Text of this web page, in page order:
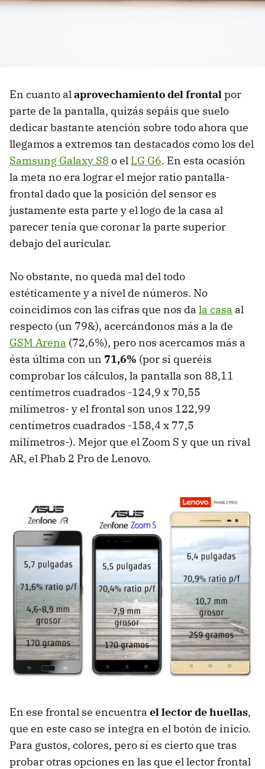
En cuanto alaprovechamiento del frontalpor
parte de la pantalla, quizás sepáis que suelo
dedicar bastante atención sobre todo ahora que
llegamos a extremos tan destacados como los del
Samsung Galaxy S8 o el LG G6. En esta ocasión
la meta no era lograr el mejor ratio pantalla-
frontal dado que la posición del sensor es
justamente esta parte y el logo de la casa al
parecer tenía que coronar la parte superior
debajo del auricular.
No obstante, no queda mal del todo
estéticamente y a nivel de números. No
coincidimos con las cifras que nos da la casa al
respecto (un 79&), acercándonos más a la de
GSM Arena (72,6%), pero nos acercamos más a
ésta última con un 71,6% (por si queréis
comprobar los cálculos, la pantalla son 88,11
centímetros cuadrados -124,9 x 70,55
milímetros- y el frontal son unos 122,99
centímetros cuadrados -158,4 x 77,5
milímetros-). Mejor que el Zoom S y que un rival
AR, el Phab 2 Pro de Lenovo.
En ese frontal se encuentra el lector de huellas,
que en este caso se integra en el botón de inicio.
Para gustos, colores, pero sí es cierto que tras
probar otras opciones en las que el lector frontal